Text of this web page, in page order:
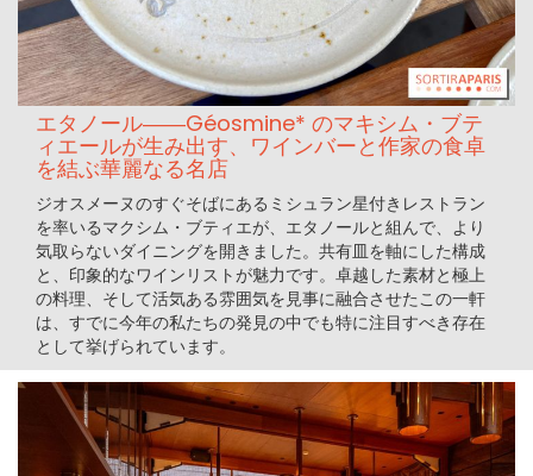
エタノール――Géosmine* のマキシム・ブテ
ィエールが生み出す、ワインバーと作家の食卓
を結ぶ華麗なる名店
ジオスメーヌのすぐそばにあるミシュラン星付きレストラン
を率いるマクシム・ブティエが、エタノールと組んで、より
気取らないダイニングを開きました。共有皿を軸にした構成
と、印象的なワインリストが魅力です。卓越した素材と極上
の料理、そして活気ある雰囲気を見事に融合させたこの一軒
は、すでに今年の私たちの発見の中でも特に注目すべき存在
として挙げられています。